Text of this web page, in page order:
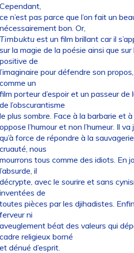
n’est pas parce que l’on fait un
bon. Or,
est un film brillant car il
la magie de la poésie ainsi que
de
pour défendre son
un
porteur d’espoir et un passeur de
l’obscurantisme
plus sombre. Face à la barbarie et à
l’humour et non l’humeur. Il va
force de répondre à la
nous
tous comme des idiots. En
il
avec le sourire et sans
de
pièces par les djihadistes.
ni
béat des valeurs qui
religieux borné
dénué d’esprit.